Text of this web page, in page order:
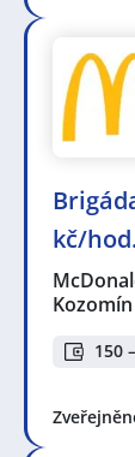
kč/
Kozomín
150